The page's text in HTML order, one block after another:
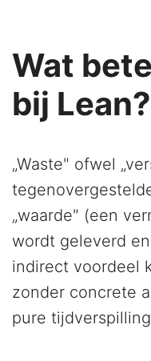
Wat
bij Lean?
„Waste" ofwel
„waarde" (een
wordt geleverd
indirect voordeel
zonder concrete
pure